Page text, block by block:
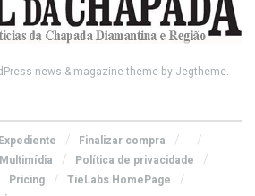
news & magazine theme by Jegtheme.
Expediente
Finalizar compra
Multimídia
Política de privacidade
Pricing
TieLabs HomePage